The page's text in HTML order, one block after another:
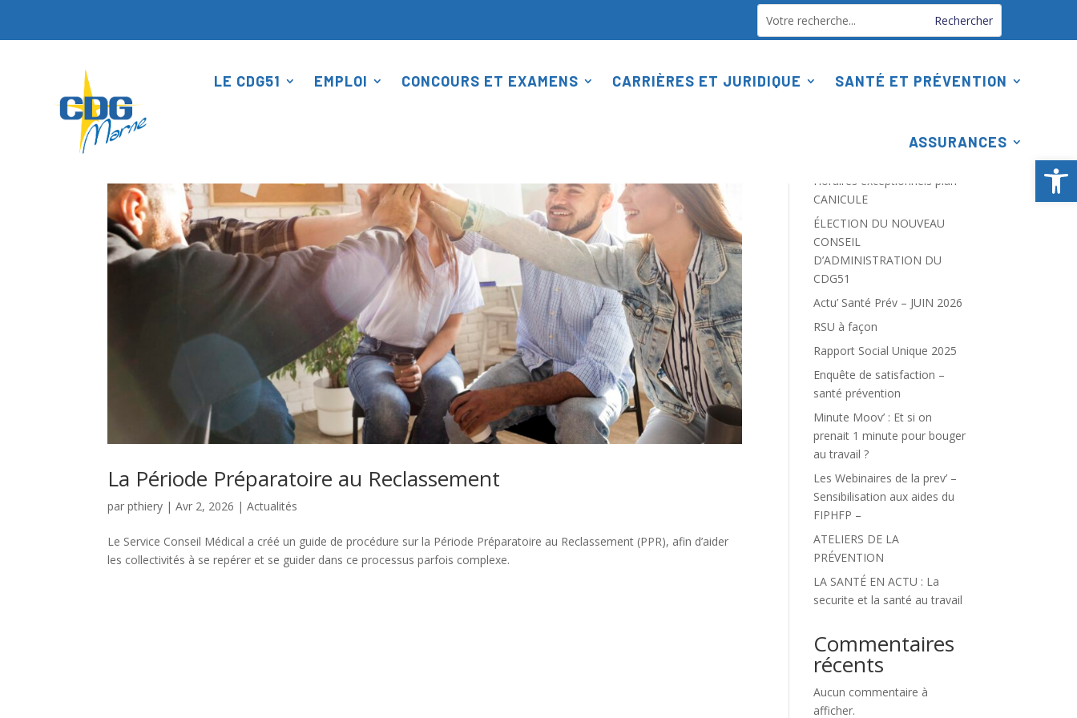
LE CDG51 EMPLOI CONCOURS ET EXAMENS CARRIÈRES ET JURIDIQUE SANTÉ ET PRÉVENTION
ASSURANCES
La Période Préparatoire au Reclassement
parpthiery |Avr 2, 2026 |Actualités
Le Service Conseil Médical a créé un guide de procédure sur la Période Préparatoire au Reclassement (PPR), afin d’aider
les collectivités à se repérer et se guider dans ce processus parfois complexe.
Articles récents
Horaires exceptionnels plan
CANICULE
ÉLECTION DU NOUVEAU
CONSEIL
D’ADMINISTRATION DU
CDG51
Actu’ Santé Prév – JUIN 2026
RSU à façon
Rapport Social Unique 2025
Enquête de satisfaction –
santé prévention
Minute Moov’ : Et si on
prenait 1 minute pour bouger
au travail ?
Les Webinaires de la prev’ –
Sensibilisation aux aides du
FIPHFP –
ATELIERS DE LA
PRÉVENTION
LA SANTÉ EN ACTU : La
securite et la santé au travail
Commentaires
récents
Aucun commentaire à
afficher.